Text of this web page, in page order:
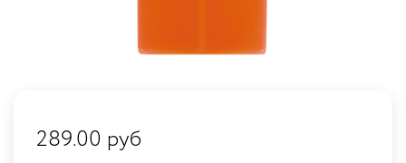
289.00 руб